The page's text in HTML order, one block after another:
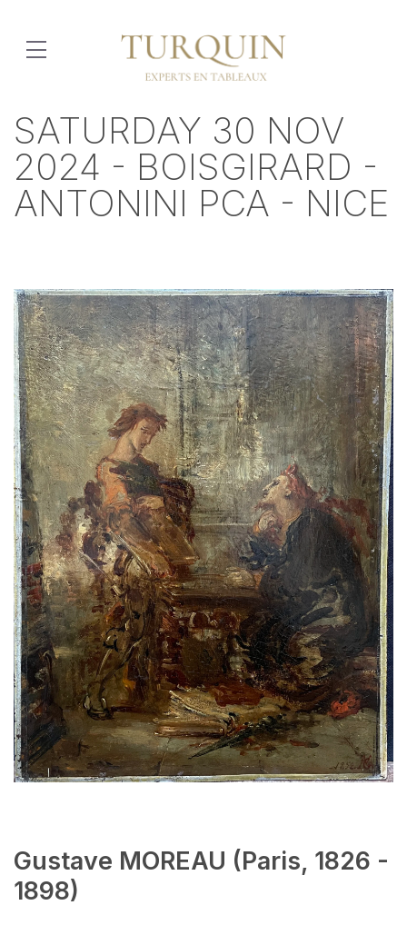
SATURDAY 30 NOV
2024 - BOISGIRARD -
ANTONINI PCA - NICE
Gustave MOREAU (Paris, 1826 -
1898)